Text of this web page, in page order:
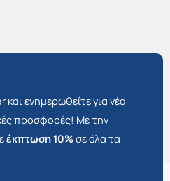
ενημερωθείτε για νέα
προσφορές! Με την
έκπτωση 10%σε όλα τα